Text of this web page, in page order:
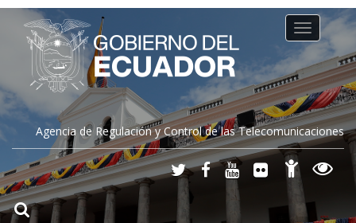
Agencia de Regulación y Control de las Telecomunicaciones
Toggle
navigation